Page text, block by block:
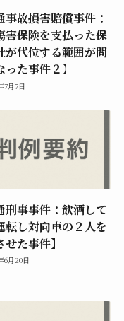
事故損害賠償事件：
害保険を支払った保
が代位する範囲が問
た事件２】
7月7日
刑事事件：飲酒して
転し対向車の２人を
た事件】
6月20日